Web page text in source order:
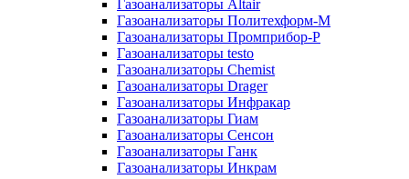
Газоанализаторы Altair
Газоанализаторы Политехформ-М
Газоанализаторы Промприбор-Р
Газоанализаторы testo
Газоанализаторы Chemist
Газоанализаторы Drager
Газоанализаторы Инфракар
Газоанализаторы Гиам
Газоанализаторы Сенсон
Газоанализаторы Ганк
Газоанализаторы Инкрам